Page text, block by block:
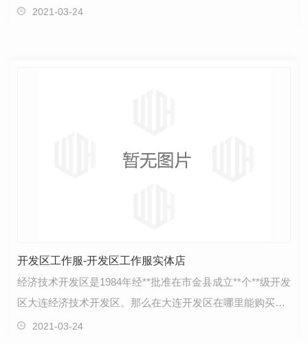
位退或不退的话题依旧萦绕不断，但明显比以前淡了…
2021-03-24
开发区工作服-开发区工作服实体店
经济技术开发区是1984年经**批准在市金县成立**个**级开发
区大连经济技术开发区。那么在大连开发区在哪里能购买到
工作服呢？有没有实体店可以试穿的.职道工装是丛…
2021-03-24